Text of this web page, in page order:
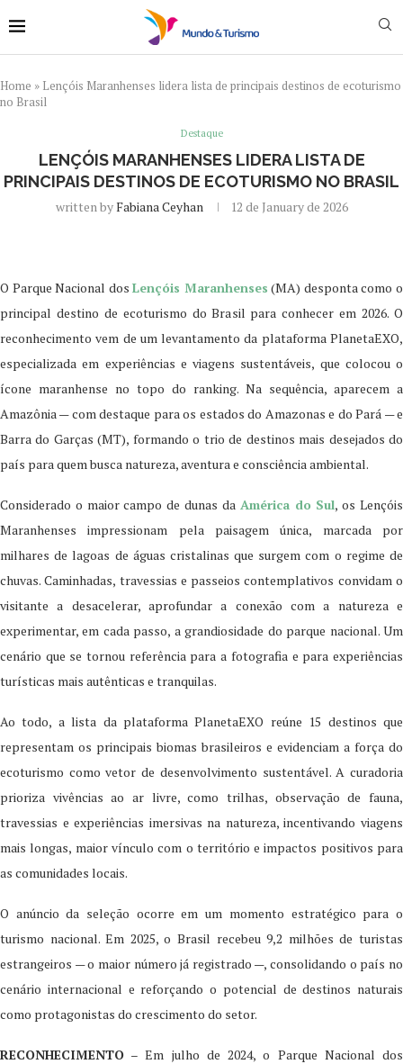
Home » Lençóis Maranhenses lidera lista de principais destinos de ecoturismo
no Brasil
Destaque
LENÇÓIS MARANHENSES LIDERA LISTA DE
PRINCIPAIS DESTINOS DE ECOTURISMO NO BRASIL
written byFabiana Ceyhan 12 de January de 2026
O Parque Nacional dosLençóis Maranhenses (MA) desponta como o
principal destino de ecoturismo do Brasil para conhecer em 2026. O
reconhecimento vem de um levantamento da plataforma PlanetaEXO,
especializada em experiências e viagens sustentáveis, que colocou o
ícone maranhense no topo do ranking. Na sequência, aparecem a
Amazônia — com destaque para os estados do Amazonas e do Pará — e
Barra do Garças (MT), formando o trio de destinos mais desejados do
país para quem busca natureza, aventura e consciência ambiental.
Considerado o maior campo de dunas da América do Sul, os Lençóis
Maranhenses impressionam pela paisagem única, marcada por
milhares de lagoas de águas cristalinas que surgem com o regime de
chuvas. Caminhadas, travessias e passeios contemplativos convidam o
visitante a desacelerar, aprofundar a conexão com a natureza e
experimentar, em cada passo, a grandiosidade do parque nacional. Um
cenário que se tornou referência para a fotografia e para experiências
turísticas mais autênticas e tranquilas.
Ao todo, a lista da plataforma PlanetaEXO reúne 15 destinos que
representam os principais biomas brasileiros e evidenciam a força do
ecoturismo como vetor de desenvolvimento sustentável. A curadoria
prioriza vivências ao ar livre, como trilhas, observação de fauna,
travessias e experiências imersivas na natureza, incentivando viagens
mais longas, maior vínculo com o território e impactos positivos para
as comunidades locais.
O anúncio da seleção ocorre em um momento estratégico para o
turismo nacional. Em 2025, o Brasil recebeu 9,2 milhões de turistas
estrangeiros — o maior número já registrado —, consolidando o país no
cenário internacional e reforçando o potencial de destinos naturais
como protagonistas do crescimento do setor.
RECONHECIMENTO – Em julho de 2024, o Parque Nacional dos